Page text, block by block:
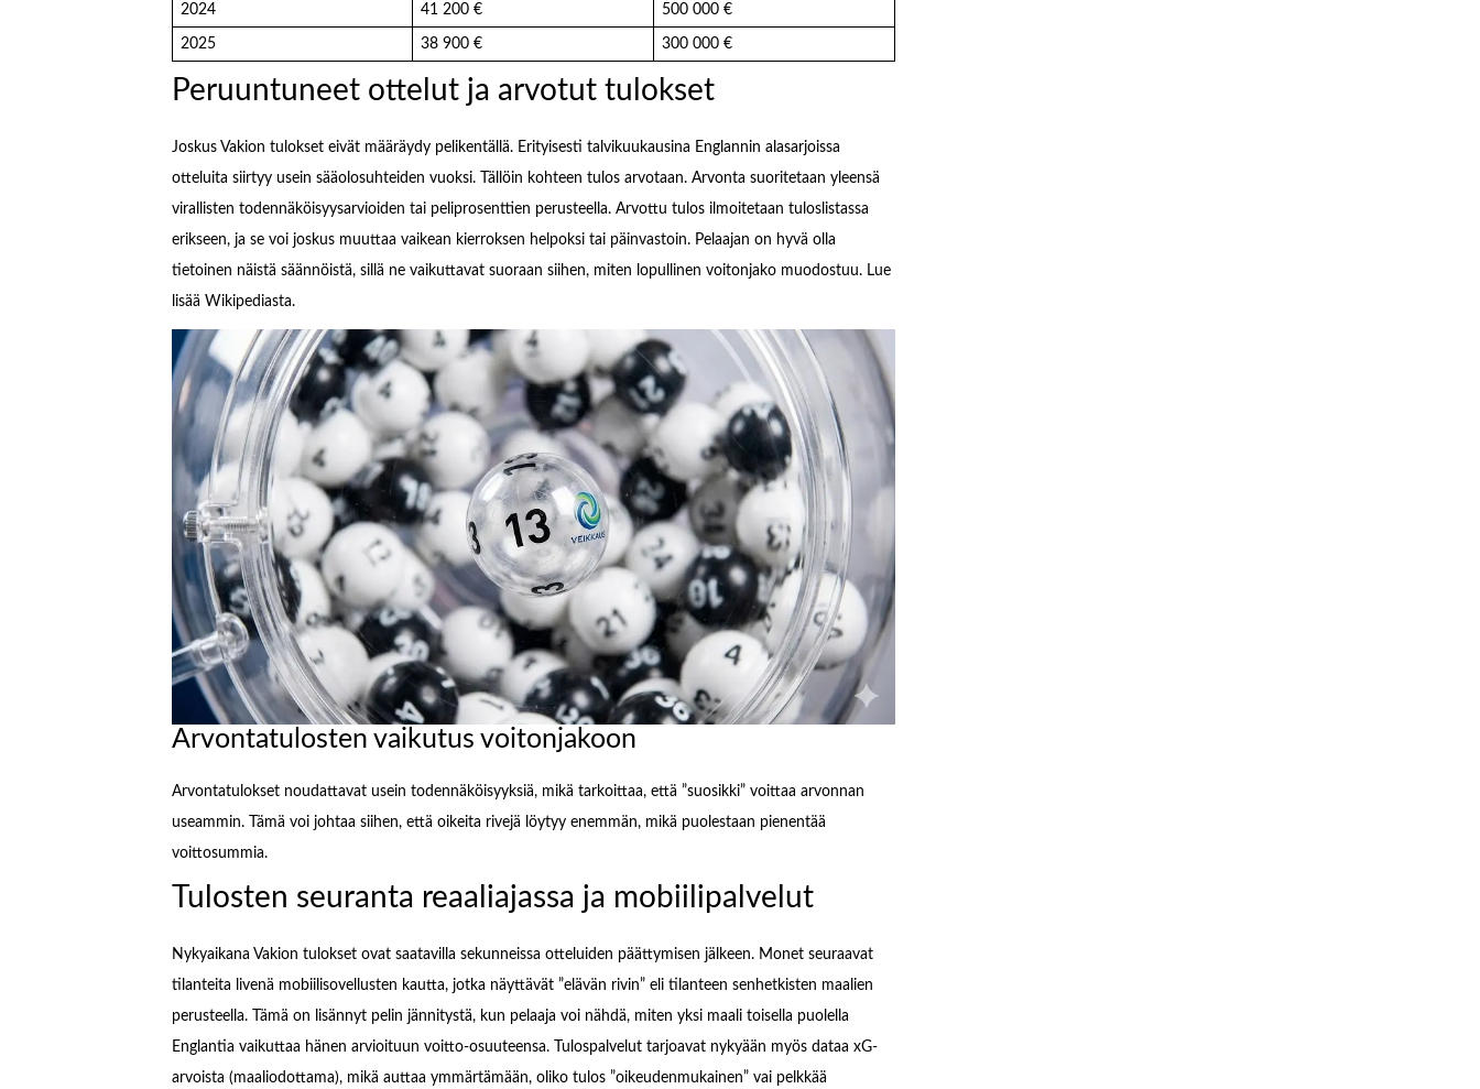
2024 41 200 € 500 000 €
2025 38 900 € 300 000 €
Peruuntuneet ottelut ja arvotut tulokset
Joskus Vakion tulokset eivät määräydy pelikentällä. Erityisesti talvikuukausina Englannin alasarjoissa
otteluita siirtyy usein sääolosuhteiden vuoksi. Tällöin kohteen tulos arvotaan. Arvonta suoritetaan yleensä
virallisten todennäköisyysarvioiden tai peliprosenttien perusteella. Arvottu tulos ilmoitetaan tuloslistassa
erikseen, ja se voi joskus muuttaa vaikean kierroksen helpoksi tai päinvastoin. Pelaajan on hyvä olla
tietoinen näistä säännöistä, sillä ne vaikuttavat suoraan siihen, miten lopullinen voitonjako muodostuu. Lue
lisää Wikipediasta.
Arvontatulosten vaikutus voitonjakoon
Arvontatulokset noudattavat usein todennäköisyyksiä, mikä tarkoittaa, että ”suosikki” voittaa arvonnan
useammin. Tämä voi johtaa siihen, että oikeita rivejä löytyy enemmän, mikä puolestaan pienentää
voittosummia.
Tulosten seuranta reaaliajassa ja mobiilipalvelut
Nykyaikana Vakion tulokset ovat saatavilla sekunneissa otteluiden päättymisen jälkeen. Monet seuraavat
tilanteita livenä mobiilisovellusten kautta, jotka näyttävät ”elävän rivin” eli tilanteen senhetkisten maalien
perusteella. Tämä on lisännyt pelin jännitystä, kun pelaaja voi nähdä, miten yksi maali toisella puolella
Englantia vaikuttaa hänen arvioituun voitto-osuuteensa. Tulospalvelut tarjoavat nykyään myös dataa xG-
arvoista (maaliodottama), mikä auttaa ymmärtämään, oliko tulos ”oikeudenmukainen” vai pelkkää